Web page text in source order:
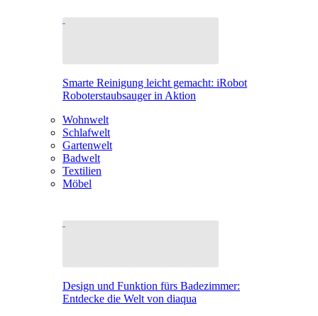
Smarte Reinigung leicht gemacht: iRobot
Roboterstaubsauger in Aktion
Wohnwelt
Schlafwelt
Gartenwelt
Badwelt
Textilien
Möbel
Design und Funktion fürs Badezimmer:
Entdecke die Welt von diaqua